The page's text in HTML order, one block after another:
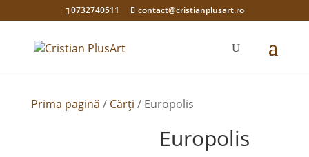
0732740511 contact@cristianplusart.ro
Prima pagină / Cărți / Europolis
Europolis